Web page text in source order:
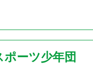
ーツ少年団